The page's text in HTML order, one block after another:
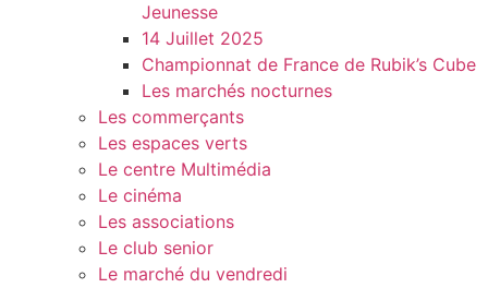
Jeunesse
14 Juillet 2025
Championnat de France de Rubik’s Cube
Les marchés nocturnes
Les commerçants
Les espaces verts
Le centre Multimédia
Le cinéma
Les associations
Le club senior
Le marché du vendredi